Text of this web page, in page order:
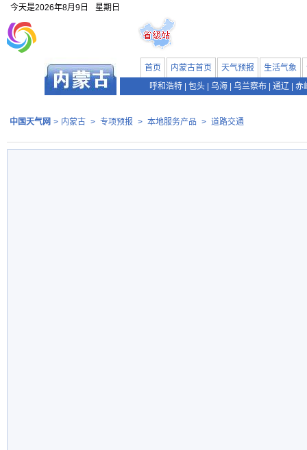
今天是2026年8月9日 星期日
首页 内蒙古首页 天气预报 生活气象
呼和浩特
包头 乌海 乌兰察布 通辽 赤
中国天气网 > 内蒙古 > 专项预报 > 本地服务产品 > 道路交通